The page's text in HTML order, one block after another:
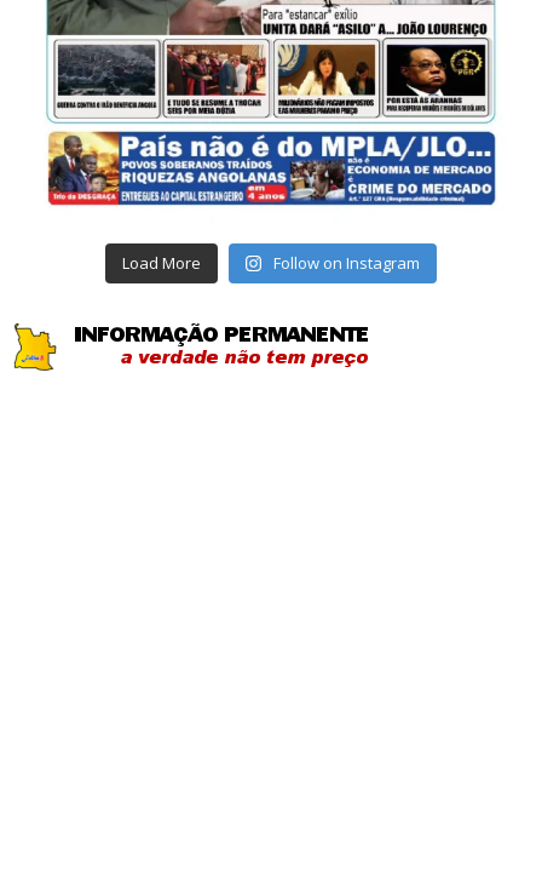
Load More Follow on Instagram